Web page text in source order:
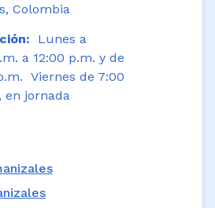
Colombia
Lunes a
a 12:00 p.m. y de
Viernes de 7:00
en jornada